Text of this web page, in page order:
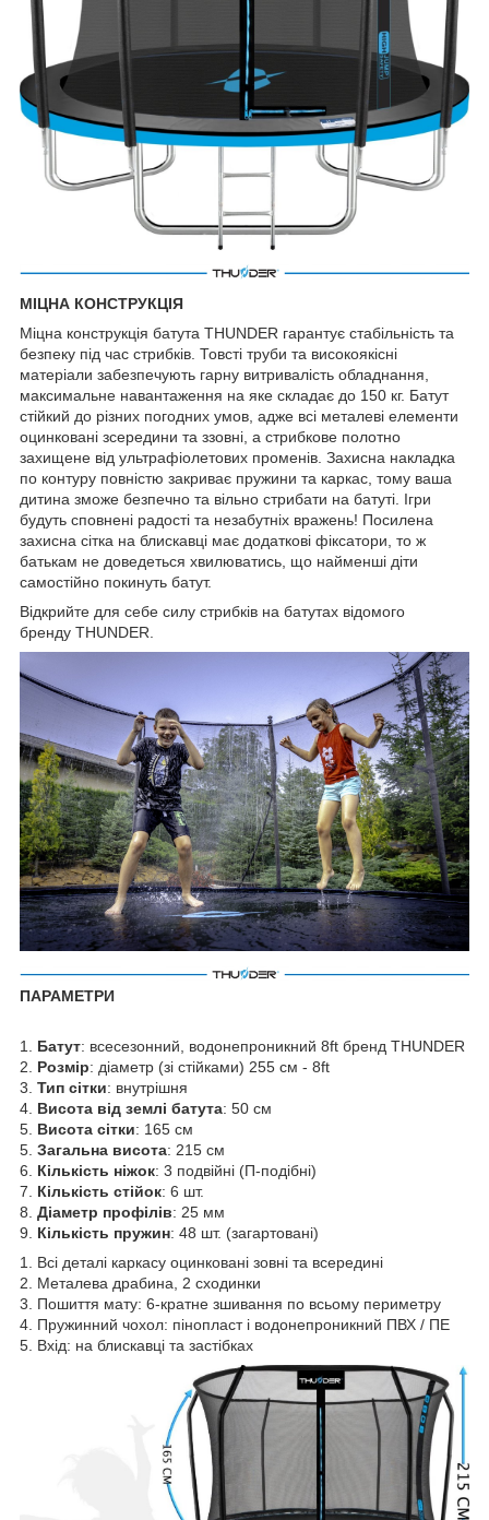
МІЦНА КОНСТРУКЦІЯ
Міцна конструкція батута THUNDER гарантує стабільність та
безпеку під час стрибків. Товсті труби та високоякісні
матеріали забезпечують гарну витривалість обладнання,
максимальне навантаження на яке складає до 150 кг. Батут
стійкий до різних погодних умов, адже всі металеві елементи
оцинковані зсередини та ззовні, а стрибкове полотно
захищене від ультрафіолетових променів. Захисна накладка
по контуру повністю закриває пружини та каркас, тому ваша
дитина зможе безпечно та вільно стрибати на батуті. Ігри
будуть сповнені радості та незабутніх вражень! Посилена
захисна сітка на блискавці має додаткові фіксатори, то ж
батькам не доведеться хвилюватись, що найменші діти
самостійно покинуть батут.
Відкрийте для себе силу стрибків на батутах відомого
бренду THUNDER.
ПАРАМЕТРИ
1. Батут: всесезонний, водонепроникний 8ft бренд THUNDER
2. Розмір: діаметр (зі стійками) 255 см - 8ft
3. Тип сітки: внутрішня
4. Висота від землі батута: 50 см
5. Висота сітки: 165 см
5. Загальна висота: 215 см
6. Кількість ніжок: 3 подвійні (П-подібні)
7. Кількість стійок: 6 шт.
8. Діаметр профілів: 25 мм
9. Кількість пружин: 48 шт. (загартовані)
1. Всі деталі каркасу оцинковані зовні та всередині
2. Металева драбина, 2 сходинки
3. Пошиття мату: 6-кратне зшивання по всьому периметру
4. Пружинний чохол: пінопласт і водонепроникний ПВХ / ПЕ
5. Вхід: на блискавці та застібках